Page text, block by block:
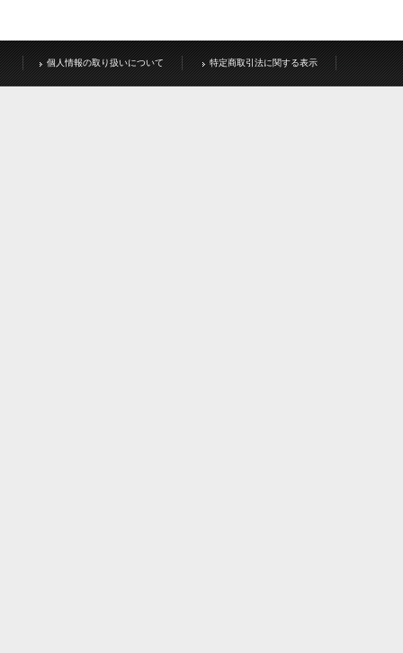
個人情報の取り扱いについて 特定商取引法に関する表示